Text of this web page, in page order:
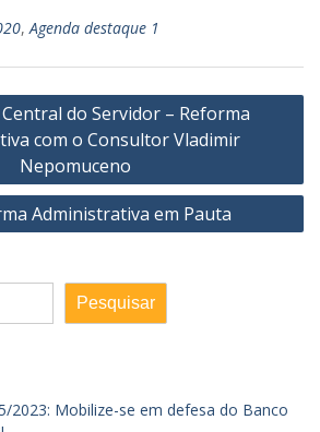
, Agenda destaque 1
do Servidor – Reforma
com o Consultor Vladimir
Nepomuceno
Administrativa em Pauta
Pesquisar
2023: Mobilize-se em defesa do Banco